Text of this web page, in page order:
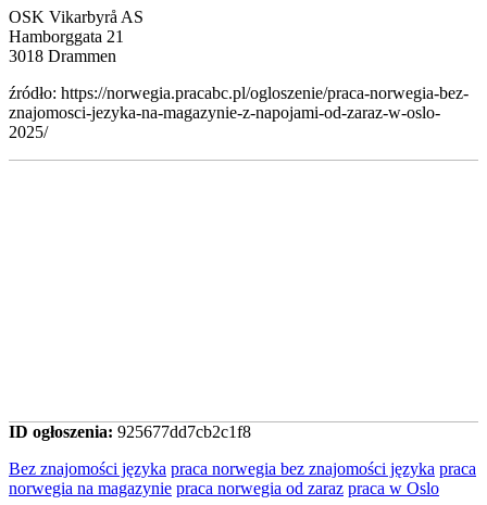
OSK Vikarbyrå AS
Hamborggata 21
3018 Drammen
źródło: https://norwegia.pracabc.pl/ogloszenie/praca-norwegia-bez-
znajomosci-jezyka-na-magazynie-z-napojami-od-zaraz-w-oslo-
2025/
ID ogłoszenia: 925677dd7cb2c1f8
Bez znajomości języka praca norwegia bez znajomości języka praca
norwegia na magazynie praca norwegia od zaraz praca w Oslo